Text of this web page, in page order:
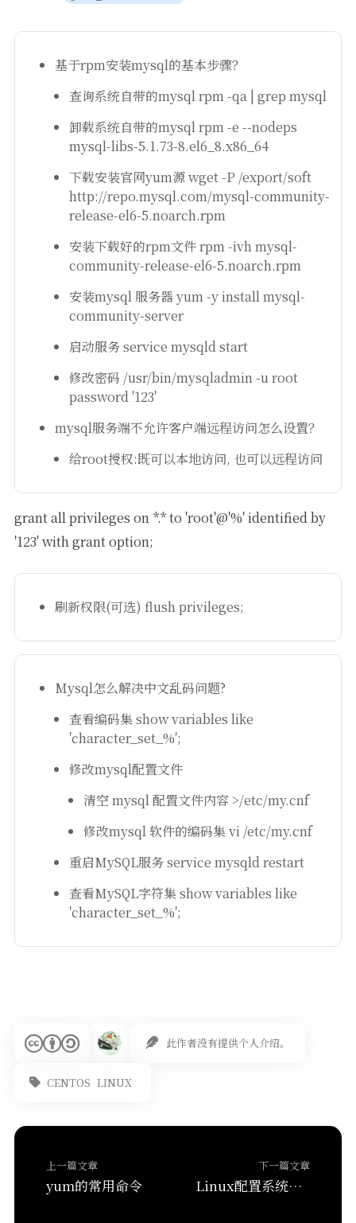
基于rpm安装mysql的基本步骤？
查询系统自带的mysql rpm -qa | grep mysql
卸载系统自带的mysql rpm -e --nodeps
mysql-libs-5.1.73-8.el6_8.x86_64
下载安装官网yum源 wget -P /export/soft
http://repo.mysql.com/mysql-community-
release-el6-5.noarch.rpm
安装下载好的rpm文件 rpm -ivh mysql-
community-release-el6-5.noarch.rpm
安装mysql 服务器 yum -y install mysql-
community-server
启动服务 service mysqld start
修改密码 /usr/bin/mysqladmin -u root
password '123'
mysql服务端不允许客户端远程访问怎么设置？
给root授权:既可以本地访问, 也可以远程访问
grant all privileges on *.* to 'root'@'%' identified by
'123' with grant option;
刷新权限(可选) flush privileges;
Mysql怎么解决中文乱码问题?
查看编码集 show variables like
'character_set_%';
修改mysql配置文件
清空 mysql 配置文件内容 >/etc/my.cnf
修改mysql 软件的编码集 vi /etc/my.cnf
重启MySQL服务 service mysqld restart
查看MySQL字符集 show variables like
'character_set_%';
此作者没有提供个人介绍。
CENTOS LINUX
上一篇文章
yum的常用命令
下一篇文章
Linux配置系统网络（动态）